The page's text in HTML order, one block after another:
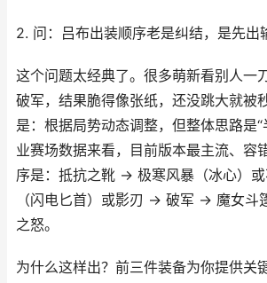
2. 问：吕布出装顺序老是纠结，是先出
这个问题太经典了。很多萌新看别人一
破军，结果脆得像张纸，还没跳大就被
是：根据局势动态调整，但整体思路是“
业赛场数据来看，目前版本最主流、容
序是：抵抗之靴 -> 极寒风暴（冰心）
（闪电匕首）或影刃 -> 破军 -> 魔女
之怒。
为什么这样出？前三件装备为你提供关